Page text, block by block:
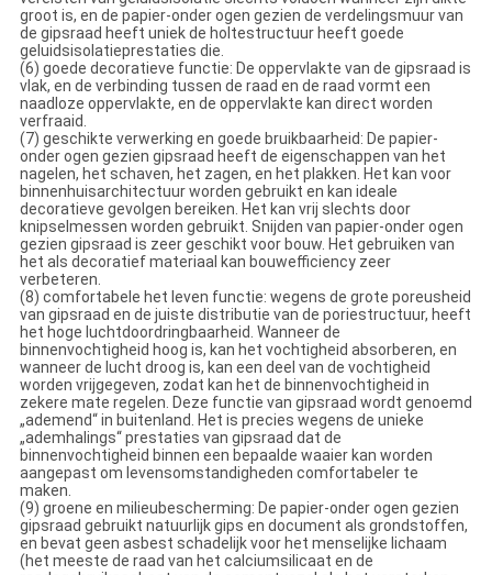
groot is, en de papier-onder ogen gezien de verdelingsmuur van
de gipsraad heeft uniek de holtestructuur heeft goede
geluidsisolatieprestaties die.
(6) goede decoratieve functie: De oppervlakte van de gipsraad is
vlak, en de verbinding tussen de raad en de raad vormt een
naadloze oppervlakte, en de oppervlakte kan direct worden
verfraaid.
(7) geschikte verwerking en goede bruikbaarheid: De papier-
onder ogen gezien gipsraad heeft de eigenschappen van het
nagelen, het schaven, het zagen, en het plakken. Het kan voor
binnenhuisarchitectuur worden gebruikt en kan ideale
decoratieve gevolgen bereiken. Het kan vrij slechts door
knipselmessen worden gebruikt. Snijden van papier-onder ogen
gezien gipsraad is zeer geschikt voor bouw. Het gebruiken van
het als decoratief materiaal kan bouwefficiency zeer
verbeteren.
(8) comfortabele het leven functie: wegens de grote poreusheid
van gipsraad en de juiste distributie van de poriestructuur, heeft
het hoge luchtdoordringbaarheid. Wanneer de
binnenvochtigheid hoog is, kan het vochtigheid absorberen, en
wanneer de lucht droog is, kan een deel van de vochtigheid
worden vrijgegeven, zodat kan het de binnenvochtigheid in
zekere mate regelen. Deze functie van gipsraad wordt genoemd
„ademend“ in buitenland. Het is precies wegens de unieke
„ademhalings“ prestaties van gipsraad dat de
binnenvochtigheid binnen een bepaalde waaier kan worden
aangepast om levensomstandigheden comfortabeler te
maken.
(9) groene en milieubescherming: De papier-onder ogen gezien
gipsraad gebruikt natuurlijk gips en document als grondstoffen,
en bevat geen asbest schadelijk voor het menselijke lichaam
(het meeste de raad van het calciumsilicaat en de